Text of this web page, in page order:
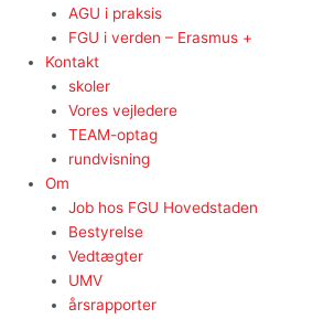
AGU i praksis
FGU i verden – Erasmus +
Kontakt
skoler
Vores vejledere
TEAM-optag
rundvisning
Om
Job hos FGU Hovedstaden
Bestyrelse
Vedtægter
UMV
årsrapporter